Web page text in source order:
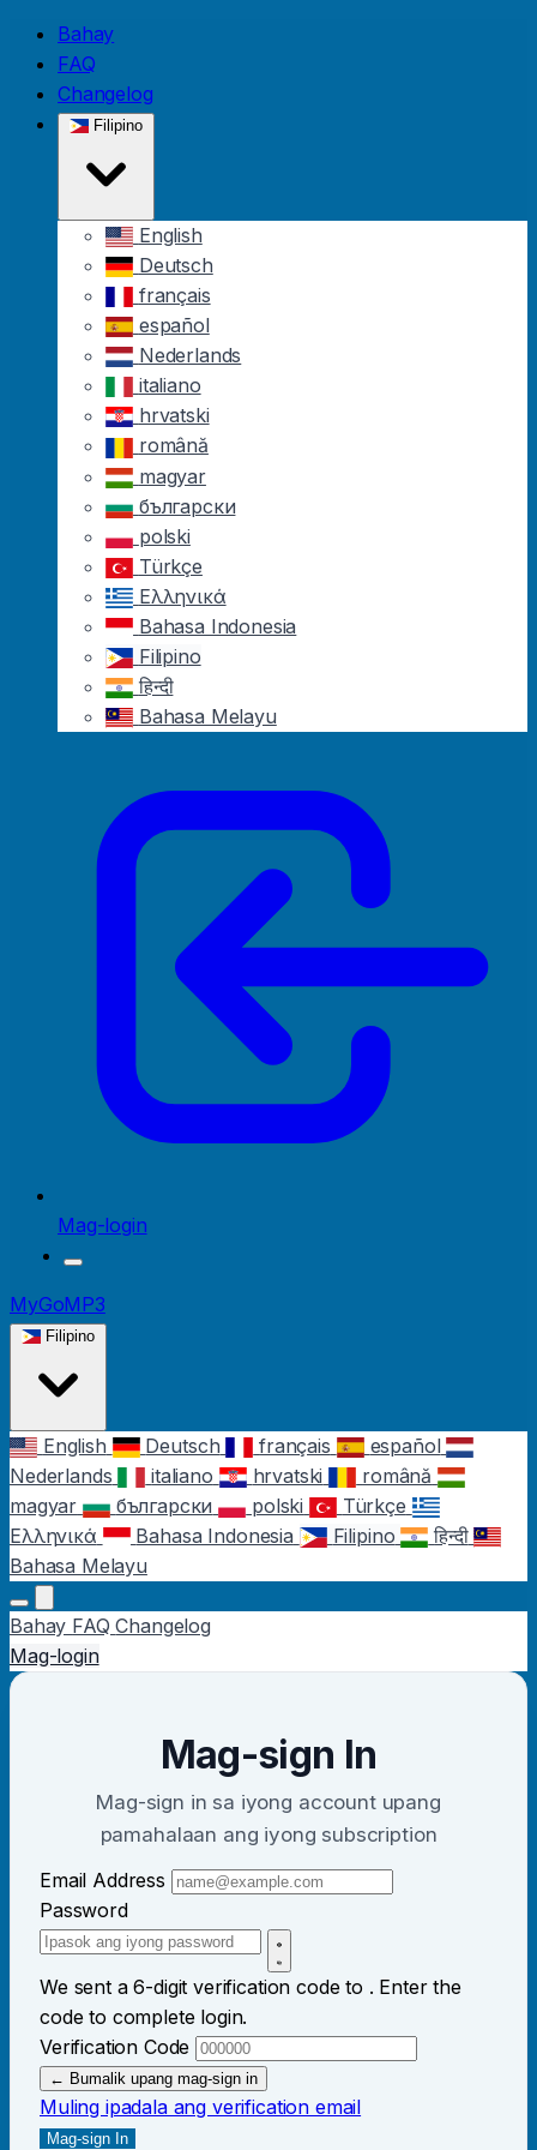
Bahay
FAQ
Changelog
Filipino
English
Deutsch
français
español
Nederlands
italiano
hrvatski
română
magyar
български
polski
Türkçe
Ελληνικά
Bahasa Indonesia
Filipino
हिन्दी
Bahasa Melayu
Mag-login
MyGoMP3
Filipino
English Deutsch français
español
Nederlands
italiano hrvatski
română
magyar
български polski
Türkçe
Ελληνικά
Bahasa Indonesia Filipino
हिन्दी
Bahasa Melayu
Bahay FAQChangelog
Mag-login
Mag-sign In
Mag-sign in sa iyong account upang
pamahalaan ang iyong subscription
Email Address
Password
We sent a 6-digit verification code to . Enter the
code to complete login.
Verification Code
← Bumalik upang mag-sign in
Muling ipadala ang verification email
Mag-sign In